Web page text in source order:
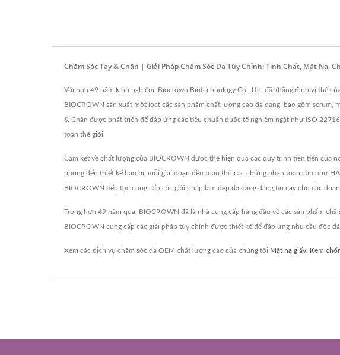
Chăm Sóc Tay & Chân | Giải Pháp Chăm Sóc Da Tùy Chỉnh: Tinh Chất, Mặt Nạ,
Với hơn 49 năm kinh nghiệm, Biocrown Biotechnology Co., Ltd. đã khẳng định vị thế
BIOCROWN sản xuất một loạt các sản phẩm chất lượng cao đa dạng, bao gồm serum,
& Chân được phát triển để đáp ứng các tiêu chuẩn quốc tế nghiêm ngặt như ISO
toàn thế giới.
Cam kết về chất lượng của BIOCROWN được thể hiện qua các quy trình tiên tiến của
phong đến thiết kế bao bì, mỗi giai đoạn đều tuân thủ các chứng nhận toàn cầu như
BIOCROWN tiếp tục cung cấp các giải pháp làm đẹp đa dạng đáng tin cậy cho các
Trong hơn 49 năm qua, BIOCROWN đã là nhà cung cấp hàng đầu về các sản phẩm
BIOCROWN cung cấp các giải pháp tùy chỉnh được thiết kế để đáp ứng nhu cầu độc
Xem các dịch vụ chăm sóc da OEM chất lượng cao của chúng tôi Mặt nạ giấy Kem